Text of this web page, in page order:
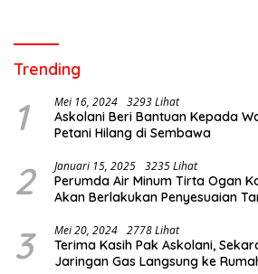
Trending
1 Mei 16, 2024 3293 Lihat
Askolani Beri Bantuan Kepada
Petani Hilang di Sembawa
2 Januari 15, 2025 3235 Lihat
Perumda Air Minum Tirta Ogan
Akan Berlakukan Penyesuaian
3 Mei 20, 2024 2778 Lihat
Terima Kasih Pak Askolani,
Jaringan Gas Langsung ke